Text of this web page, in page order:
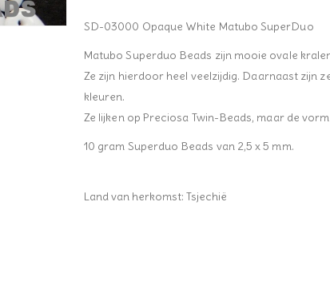
SD-03000 Opaque White Matubo SuperDuo
Matubo Superduo Beads zijn mooie ovale
Ze zijn hierdoor heel veelzijdig. Daarnaast zijn
kleuren.
Ze lijken op Preciosa Twin-Beads, maar de
10 gram Superduo Beads van 2,5 x 5 mm.
Land van herkomst: Tsjechië